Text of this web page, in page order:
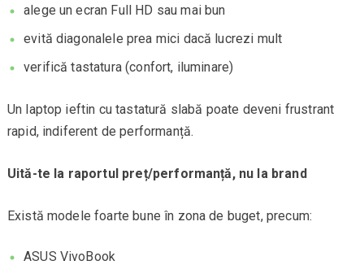
alege un ecran Full HD sau mai bun
evită diagonalele prea mici dacă lucrezi mult
verifică tastatura (confort, iluminare)
Un laptop ieftin cu tastatură slabă poate deveni frustrant
rapid, indiferent de performanță.
Uită-te la raportul preț/performanță, nu la brand
Există modele foarte bune în zona de buget, precum:
ASUS VivoBook